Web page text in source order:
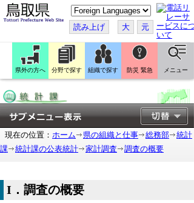
こ
の
ペ
ー
ジ
翻
訳
す
読み上げ 大 元
県外の方へ 分野で探す 組織で探す 防災 緊急 メニュー
現在の位置： ホーム 県の組織と仕事 総務部
統計
課
統計課の公表統計 家計調査 調査の概要
I．調査の概要